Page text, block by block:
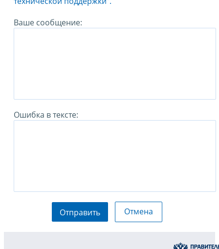
Ваше сообщение:
Ошибка в тексте:
Отправить Отмена